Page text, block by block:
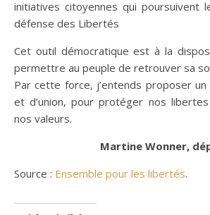
initiatives citoyennes qui poursuivent
défense des Libertés
Cet outil démocratique est à la
permettre au peuple de retrouver sa
Par cette force, j’entends proposer
et d’union, pour protéger nos
nos valeurs.
Martine Wonner,
Source : Ensemble pour les libertés.